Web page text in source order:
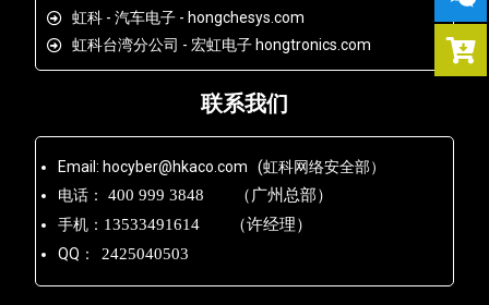
虹科 - 汽车电子 - hongchesys.com
虹科台湾分公司 - 宏虹电子 hongtronics.com
联系我们
Email: hocyber@hkaco.com (虹科网络安全部）
电话：
400 999 3848 （广州总部）
手机： 13533491614 （许经理）
QQ： 2425040503